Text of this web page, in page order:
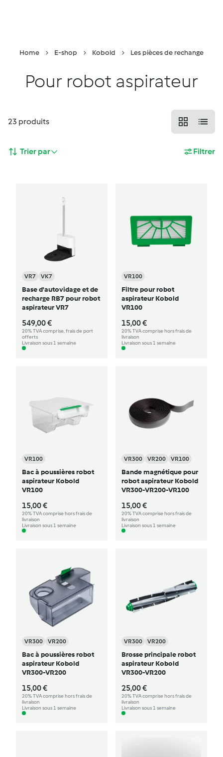
Home E-shop Kobold Les pièces de rechange
Pour robot aspirateur
23 produits
Trier par Filtrer
VR7 VK7
Base d'autovidage et de
recharge RB7 pour robot
aspirateur VR7
549,00 €
20% TVA comprise, frais de port
offerts
Livraison sous 1 semaine
VR100
Filtre pour robot
aspirateur Kobold
VR100
15,00 €
20% TVA comprise hors frais de
livraison
Livraison sous 1 semaine
VR100
Bac à poussières robot
aspirateur Kobold
VR100
15,00 €
20% TVA comprise hors frais de
livraison
Livraison sous 1 semaine
VR300 VR200 VR100
Bande magnétique pour
robot aspirateur Kobold
VR300-VR200-VR100
15,00 €
20% TVA comprise hors frais de
livraison
Livraison sous 1 semaine
VR300 VR200
Bac à poussières robot
aspirateur Kobold
VR300-VR200
15,00 €
20% TVA comprise hors frais de
livraison
Livraison sous 1 semaine
VR300 VR200
Brosse principale robot
aspirateur Kobold
VR300-VR200
25,00 €
20% TVA comprise hors frais de
livraison
Livraison sous 1 semaine